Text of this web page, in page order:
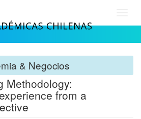
& Negocios
Methodology:
from a